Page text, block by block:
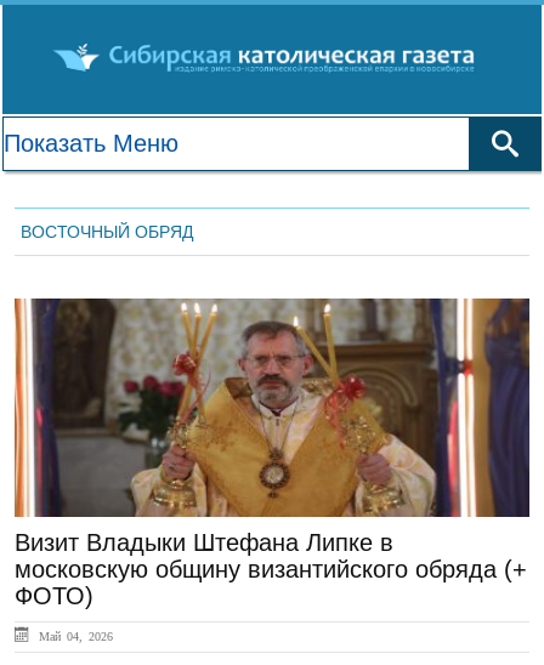
ВОСТОЧНЫЙ ОБРЯД
ГЛАВНАЯ
Визит Владыки Штефана Липке в
московскую общину византийского обряда (+
ФОТО)
Май 04, 2026